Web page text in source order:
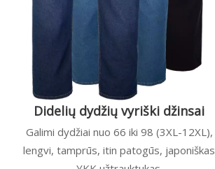
Didelių dydžių vyriški džinsai
Galimi dydžiai nuo 66 iki 98 (3XL-12XL),
lengvi, tamprūs, itin patogūs, japoniškas